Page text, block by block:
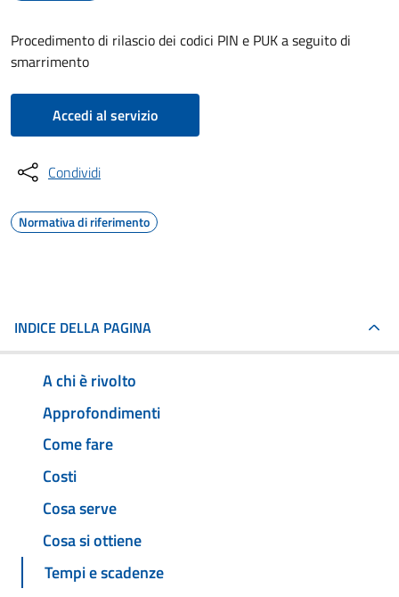
Procedimento di rilascio dei codici PIN e PUK a seguito di
smarrimento
Accedi al servizio
Condividi
Normativa di riferimento
INDICE DELLA PAGINA
A chi è rivolto
Approfondimenti
Come fare
Costi
Cosa serve
Cosa si ottiene
Tempi e scadenze